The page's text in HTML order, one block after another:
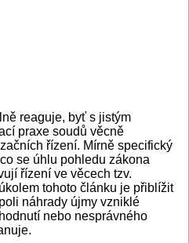
reaguje, byť s jistým
praxe soudů věcně
řízení. Mírně specifický
se úhlu pohledu zákona
řízení ve věcech tzv.
tohoto článku je přiblížit
náhrady újmy vzniklé
nebo nesprávného